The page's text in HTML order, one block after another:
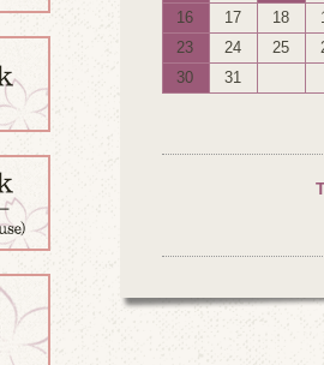
16
17 18
23
24 25
30
31